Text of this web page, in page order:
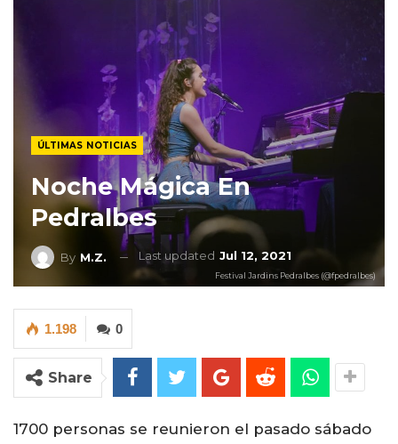
ÚLTIMAS NOTICIAS
Noche Mágica En
Pedralbes
By M.Z. Last updated Jul 12, 2021
Festival Jardins Pedralbes (@fpedralbes)
0
1.198
Share
1700 personas se reunieron el pasado sábado